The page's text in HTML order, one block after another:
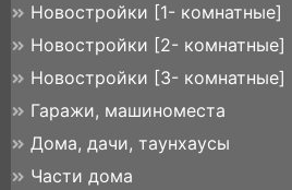
Новостройки [1- комнатные]
Новостройки [2- комнатные]
Новостройки [3- комнатные]
Гаражи, машиноместа
Дома, дачи, таунхаусы
Части дома